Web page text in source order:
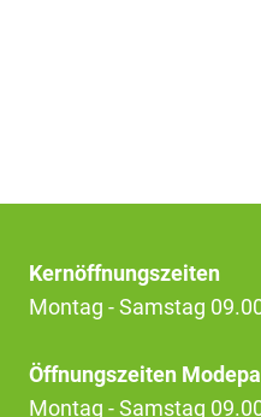
Kernöffnungszeiten
Montag - Samstag
Öffnungszeiten
Montag - Samstag